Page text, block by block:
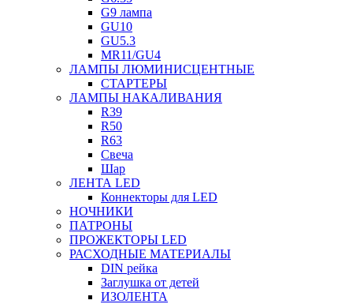
G9 лампа
GU10
GU5.3
MR11/GU4
ЛАМПЫ ЛЮМИНИСЦЕНТНЫЕ
СТАРТЕРЫ
ЛАМПЫ НАКАЛИВАНИЯ
R39
R50
R63
Свеча
Шар
ЛЕНТА LED
Коннекторы для LED
НОЧНИКИ
ПАТРОНЫ
ПРОЖЕКТОРЫ LED
РАСХОДНЫЕ МАТЕРИАЛЫ
DIN рейка
Заглушка от детей
ИЗОЛЕНТА